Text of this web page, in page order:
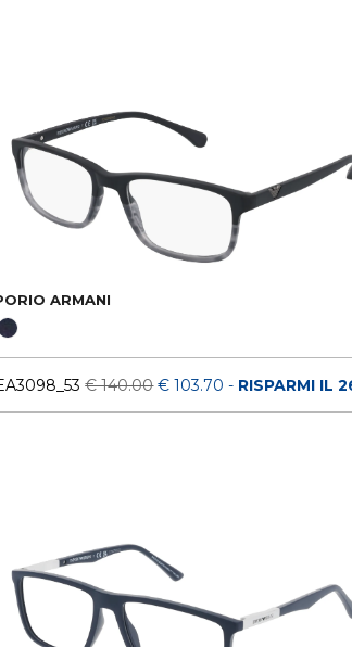
ARMANI
€ 140.00 € 103.70 - RISPARMI IL